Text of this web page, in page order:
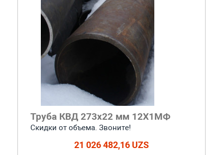
Труба КВД 273х22 мм 12Х1МФ
Скидки от объема. Звоните!
21 026 482,16 UZS